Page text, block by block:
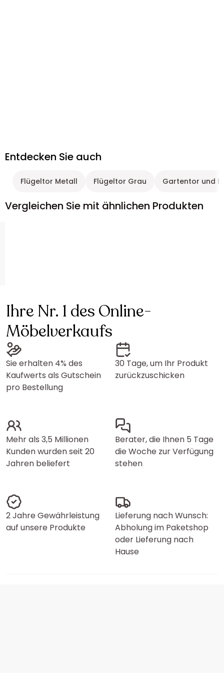
Entdecken Sie auch
Flügeltor Metall Flügeltor Grau Gartentor und
Vergleichen Sie mit ähnlichen Produkten
Ihre Nr. 1 des Online-
Möbelverkaufs
Sie erhalten 4% des
Kaufwerts als Gutschein
pro Bestellung
30 Tage, um Ihr Produkt
zurückzuschicken
Mehr als 3,5 Millionen
Kunden wurden seit 20
Jahren beliefert
Berater, die Ihnen 5 Tage
die Woche zur Verfügung
stehen
2 Jahre Gewährleistung
auf unsere Produkte
Lieferung nach Wunsch:
Abholung im Paketshop
oder Lieferung nach
Hause